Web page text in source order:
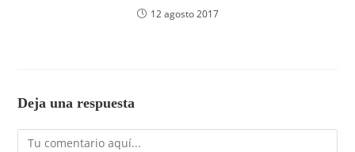
12 agosto 2017
Deja una respuesta
Comentario